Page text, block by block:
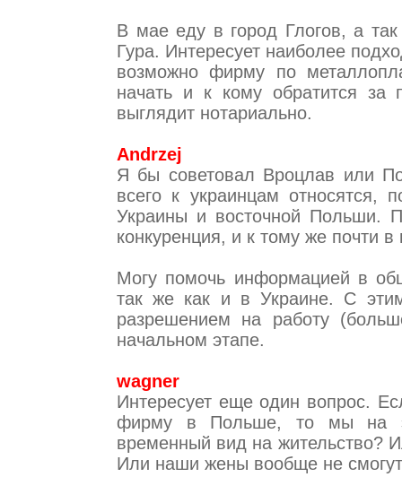
В мае еду в город Глогов, а
Гура. Интересует наиболее
возможно фирму по
начать и к кому обратится
выглядит нотариально.
Andrzej
Я бы советовал Вроцлав или
всего к украинцам относятся,
Украины и восточной Польши.
конкуренция, и к тому же почти
Могу помочь информацией в
так же как и в Украине. С
разрешением на работу
начальном этапе.
wagner
Интересует еще один вопрос.
фирму в Польше, то мы на
временный вид на жительство?
Или наши жены вообще не